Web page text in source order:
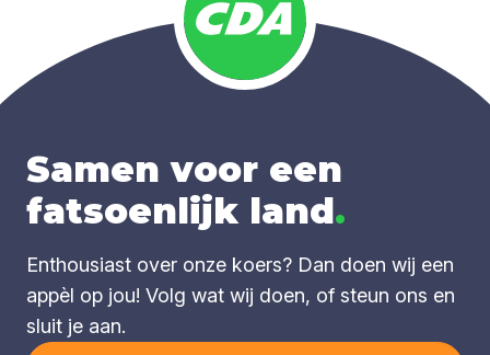
Samen voor een
fatsoenlijk land.
Enthousiast over onze koers? Dan doen wij een
appèl op jou! Volg wat wij doen, of steun ons en
sluit je aan.